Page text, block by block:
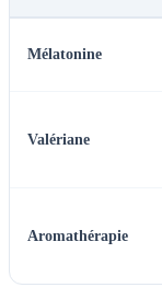
Mélatonine
Valériane
Aromathérapie